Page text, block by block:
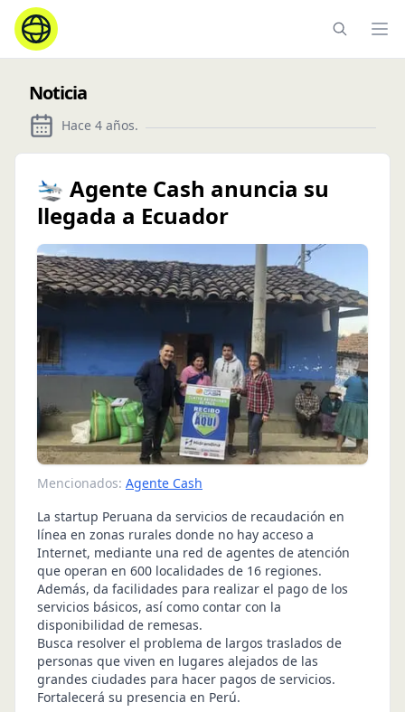
Noticia
Hace 4 años.
🛬 Agente Cash anuncia su
llegada a Ecuador
Mencionados: Agente Cash
La startup Peruana da servicios de recaudación en
línea en zonas rurales donde no hay acceso a
Internet, mediante una red de agentes de atención
que operan en 600 localidades de 16 regiones.
Además, da facilidades para realizar el pago de los
servicios básicos, así como contar con la
disponibilidad de remesas.
Busca resolver el problema de largos traslados de
personas que viven en lugares alejados de las
grandes ciudades para hacer pagos de servicios.
Fortalecerá su presencia en Perú.